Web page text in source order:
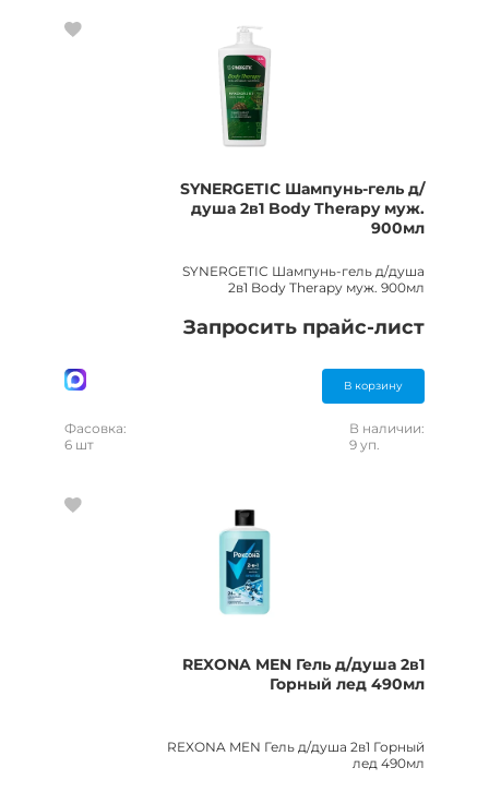
SYNERGETIC Шампунь-гель д/
душа 2в1 Body Therapy муж.
900мл
SYNERGETIC Шампунь-гель д/душа
2в1 Body Therapy муж. 900мл
Запросить прайс-лист
В корзину
Фасовка:
6 шт
В наличии:
9 уп.
REXONA MEN Гель д/душа 2в1
Горный лед 490мл
REXONA MEN Гель д/душа 2в1 Горный
лед 490мл